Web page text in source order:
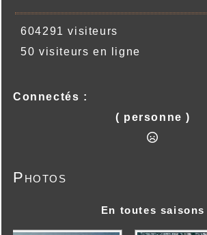
604291 visiteurs
50 visiteurs en ligne
Connectés :
( personne )
Photos
En toutes saisons